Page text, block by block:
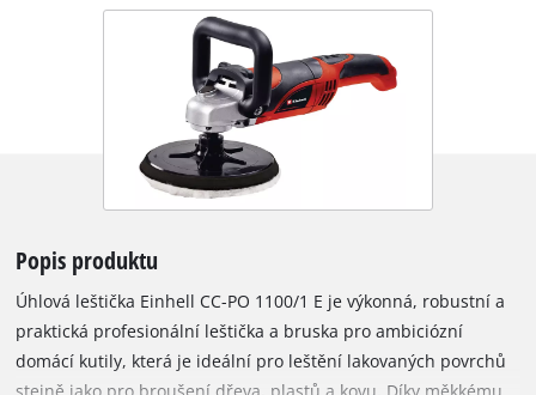
Popis produktu
Úhlová leštička Einhell CC-PO 1100/1 E je výkonná, robustní a
praktická profesionální leštička a bruska pro ambiciózní
domácí kutily, která je ideální pro leštění lakovaných povrchů